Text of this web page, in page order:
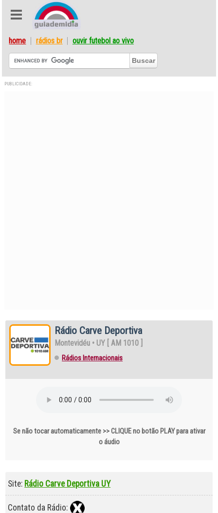
home rádios br ouvir futebol ao vivo
PUBLICIDADE:
Rádio Carve Deportiva
Montevidéu • UY [AM 1010
Rádios Internacionais
Se não tocar automaticamente >> CLIQUE no botão PLAY para ativar
o áudio
Site: Rádio Carve Deportiva UY
Contato da Rádio: